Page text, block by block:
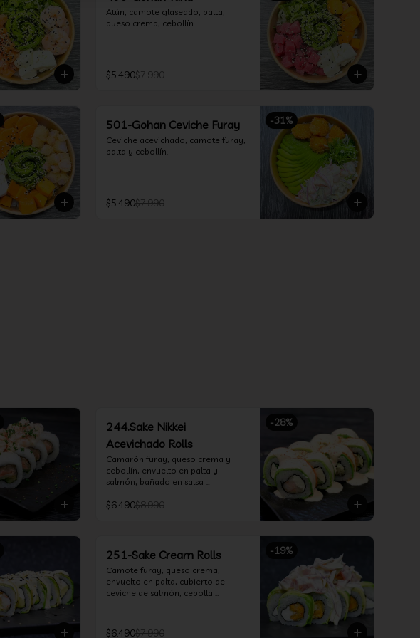
Atún, camote glaseado, palta,
queso crema, cebollín.
$5.490$7.990
-31%
501-Gohan Ceviche Furay
Ceviche acevichado, camote furay,
palta y cebollín.
$5.490$7.990
-28%
244.Sake Nikkei
Acevichado Rolls
Camarón furay, queso crema y
cebollín, envuelto en palta y
salmón, bañado en salsa
$6.490$8.990
-19%
251-Sake Cream Rolls
Camote furay, queso crema,
envuelto en palta, cubierto de
ceviche de salmón, cebolla
$6.490$7.990